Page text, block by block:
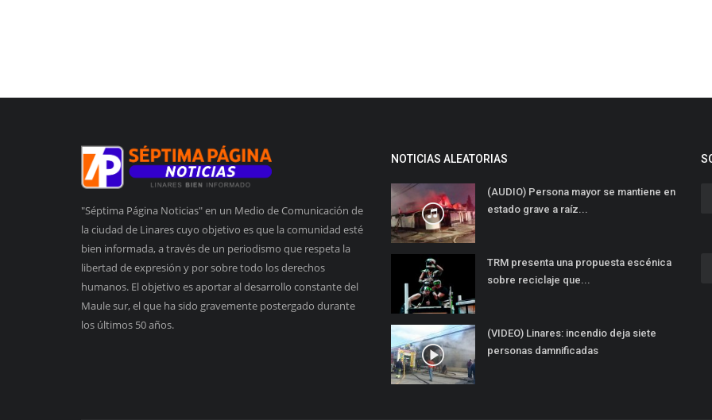
"Séptima Página Noticias" en un Medio de Comunicación de
la ciudad de Linares cuyo objetivo es que la comunidad esté
bien informada, a través de un periodismo que respeta la
libertad de expresión y por sobre todo los derechos
humanos. El objetivo es aportar al desarrollo constante del
Maule sur, el que ha sido gravemente postergado durante
los últimos 50 años.
NOTICIAS ALEATORIAS
(AUDIO) Persona mayor se mantiene en
estado grave a raíz...
TRM presenta una propuesta escénica
sobre reciclaje que...
(VIDEO) Linares: incendio deja siete
personas damnificadas